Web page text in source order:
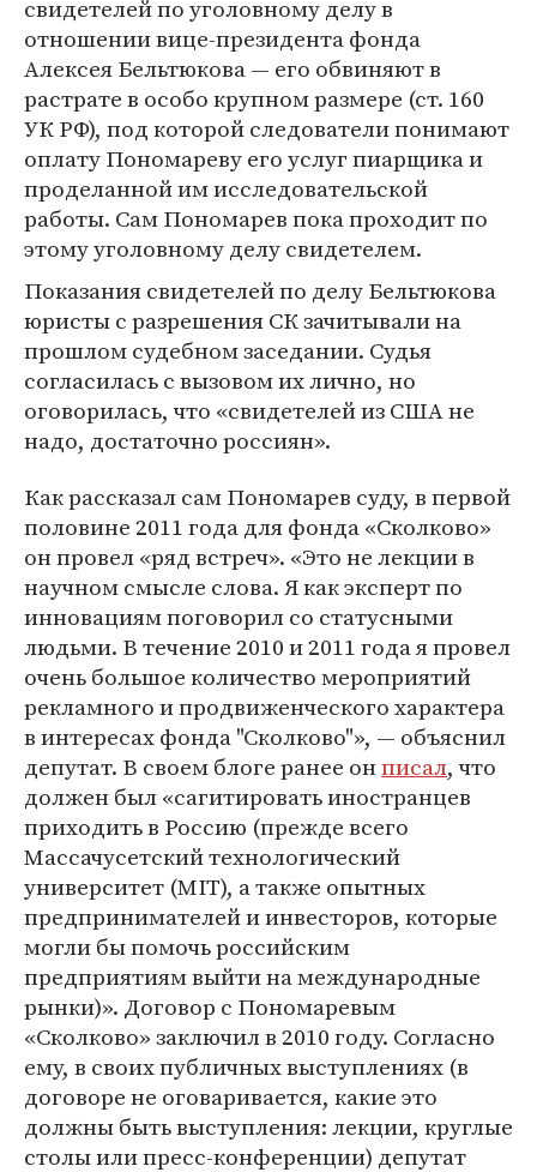
свидетелей по уголовному делу в
отношении вице-президента фонда
Алексея Бельтюкова ― его обвиняют в
растрате в особо крупном размере (ст. 160
УК РФ), под которой следователи понимают
оплату Пономареву его услуг пиарщика и
проделанной им исследовательской
работы. Сам Пономарев пока проходит по
этому уголовному делу свидетелем.
Показания свидетелей по делу Бельтюкова
юристы с разрешения СК зачитывали на
прошлом судебном заседании. Судья
согласилась с вызовом их лично, но
оговорилась, что «свидетелей из США не
надо, достаточно россиян».
Как рассказал сам Пономарев суду, в первой
половине 2011 года для фонда «Сколково»
он провел «ряд встреч». «Это не лекции в
научном смысле слова. Я как эксперт по
инновациям поговорил со статусными
людьми. В течение 2010 и 2011 года я провел
очень большое количество мероприятий
рекламного и продвиженческого характера
в интересах фонда "Сколково"», ― объяснил
депутат. В своем блоге ранее онписал, что
должен был «сагитировать иностранцев
приходить в Россию (прежде всего
Массачусетский технологический
университет (MIT), а также опытных
предпринимателей и инвесторов, которые
могли бы помочь российским
предприятиям выйти на международные
рынки)». Договор с Пономаревым
«Сколково» заключил в 2010 году. Согласно
ему, в своих публичных выступлениях (в
договоре не оговаривается, какие это
должны быть выступления: лекции, круглые
столы или пресс-конференции) депутат